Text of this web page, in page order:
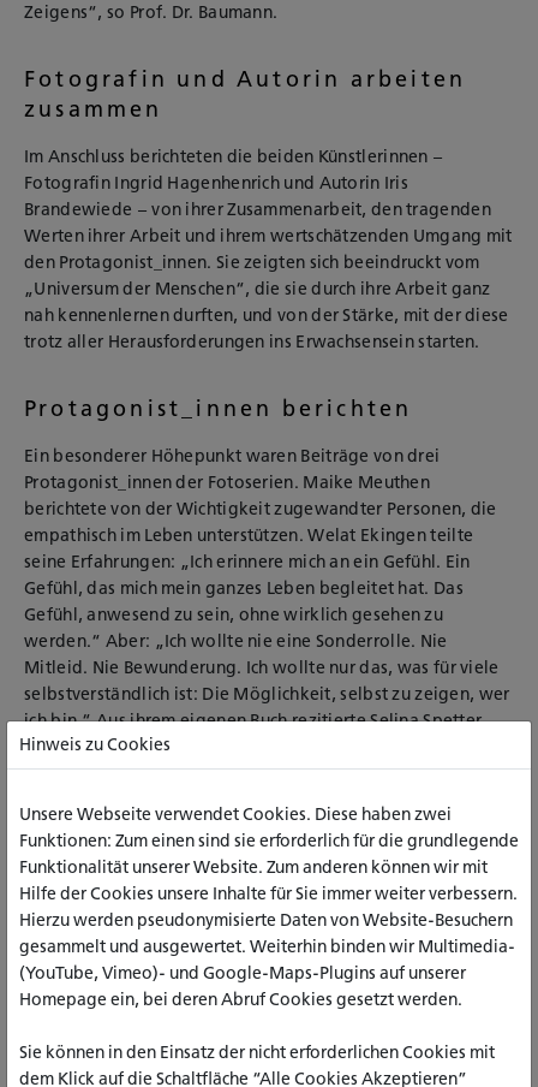
Zeigens“, so Prof. Dr. Baumann.
Fotografin und Autorin arbeiten
zusammen
Im Anschluss berichteten die beiden Künstlerinnen –
Fotografin Ingrid Hagenhenrich und Autorin Iris
Brandewiede – von ihrer Zusammenarbeit, den tragenden
Werten ihrer Arbeit und ihrem wertschätzenden Umgang mit
den Protagonist_innen. Sie zeigten sich beeindruckt vom
„Universum der Menschen“, die sie durch ihre Arbeit ganz
nah kennenlernen durften, und von der Stärke, mit der diese
trotz aller Herausforderungen ins Erwachsensein starten.
Protagonist_innen berichten
Ein besonderer Höhepunkt waren Beiträge von drei
Protagonist_innen der Fotoserien. Maike Meuthen
berichtete von der Wichtigkeit zugewandter Personen, die
empathisch im Leben unterstützen. Welat Ekingen teilte
seine Erfahrungen: „Ich erinnere mich an ein Gefühl. Ein
Gefühl, das mich mein ganzes Leben begleitet hat. Das
Gefühl, anwesend zu sein, ohne wirklich gesehen zu
werden.“ Aber: „Ich wollte nie eine Sonderrolle. Nie
Mitleid. Nie Bewunderung. Ich wollte nur das, was für viele
selbstverständlich ist: Die Möglichkeit, selbst zu zeigen, wer
ich bin.“ Aus ihrem eigenen Buch rezitierte Selina Spetter
ganz im Sinne seines Titels „Ich lasse mich nicht
unterkriegen, solange Worte meine Wut besiegen“ ein
Leben mit FASD schildert. Sie endete mit dem wichtigen
Appell: „Trink keinen Alkohol in der Schwangerschaft!“
Im Anschluss nutzten die Gäste gemeinsam mit den
Künstlerinnen und Protagonist_innen die Gelegenheit, die
Ausstellungen eingehend zu betrachten und bei Getränken
und Snacks in intensiven Austausch zu treten.
Fotos: Anja Mai
Hinweis zu Cookies
Unsere Webseite verwendet Cookies. Diese haben zwei
Funktionen: Zum einen sind sie erforderlich für die grundlegende
Funktionalität unserer Website. Zum anderen können wir mit
Hilfe der Cookies unsere Inhalte für Sie immer weiter verbessern.
Hierzu werden pseudonymisierte Daten von Website-Besuchern
gesammelt und ausgewertet. Weiterhin binden wir Multimedia-
(YouTube, Vimeo)- und Google-Maps-Plugins auf unserer
Homepage ein, bei deren Abruf Cookies gesetzt werden.
Sie können in den Einsatz der nicht erforderlichen Cookies mit
dem Klick auf die Schaltfläche “Alle Cookies Akzeptieren”